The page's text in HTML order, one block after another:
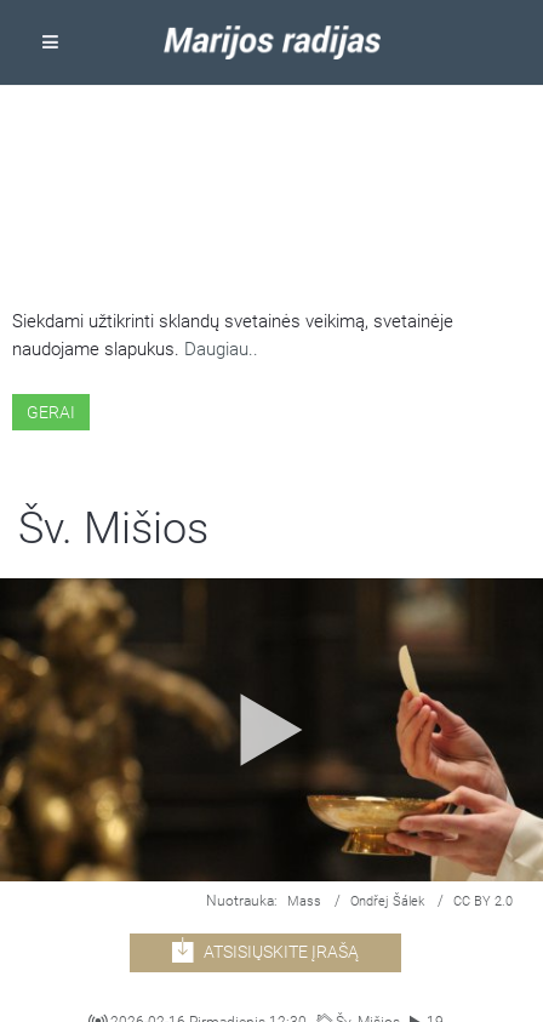
Siekdami užtikrinti sklandų svetainės veikimą, svetainėje
naudojame slapukus. Daugiau..
GERAI
Šv. Mišios
Nuotrauka: Mass / Ondřej Šálek / CC BY 2.0
ATSISIŲSKITE ĮRAŠĄ